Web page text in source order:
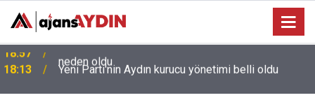
18:13 Yeni Parti'nin Aydın kurucu yönetimi belli oldu